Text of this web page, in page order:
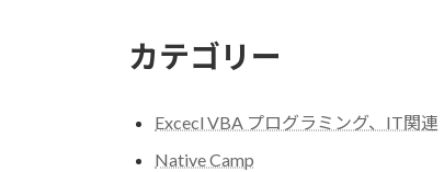
カテゴリー
Excecl VBA プログラミング、IT関連
Native Camp